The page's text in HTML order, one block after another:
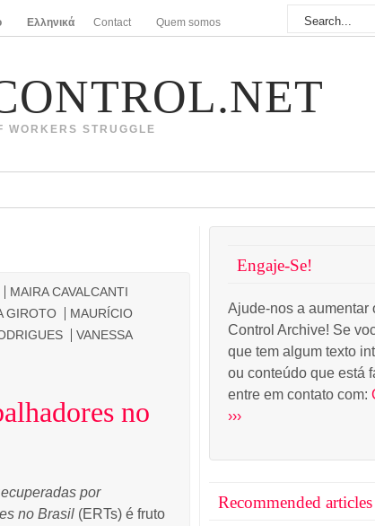
Ελληνικά Contact Quem somos
WORKERS STRUGGLE
MAIRA CAVALCANTI
GIROTO
MAURÍCIO
VANESSA
no
por
no Brasil (ERTs) é fruto
Engaje-Se!
Ajude-nos a aumentar
Control Archive! Se
que tem algum texto
ou conteúdo que está
entre em contato com:
›››
Recommended articles